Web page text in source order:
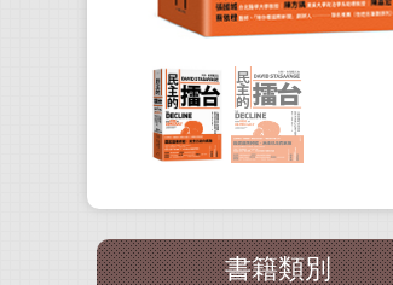
書籍類別